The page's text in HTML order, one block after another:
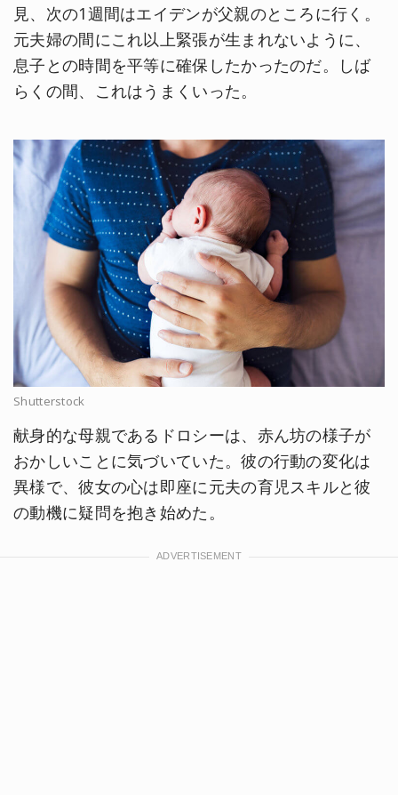
見、次の1週間はエイデンが父親のところに行く。
元夫婦の間にこれ以上緊張が生まれないように、
息子との時間を平等に確保したかったのだ。しば
らくの間、これはうまくいった。
Shutterstock
献身的な母親であるドロシーは、赤ん坊の様子が
おかしいことに気づいていた。彼の行動の変化は
異様で、彼女の心は即座に元夫の育児スキルと彼
の動機に疑問を抱き始めた。